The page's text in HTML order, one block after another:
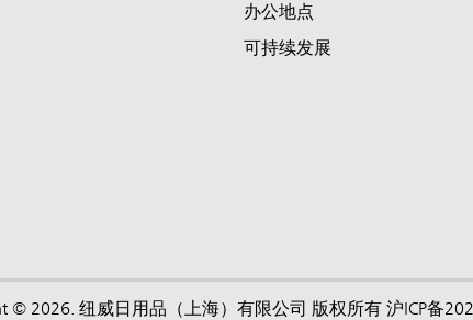
办公地点
可持续发展
© 2026. 纽威日用品（上海）有限公司 版权所有 沪ICP备